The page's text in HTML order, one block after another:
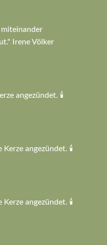
Irene Völker
angezündet. 🕯️
Kerze angezündet. 🕯️
Kerze angezündet. 🕯️